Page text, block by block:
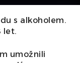
s alkoholem.
let.
umožnili
KariéraB2B